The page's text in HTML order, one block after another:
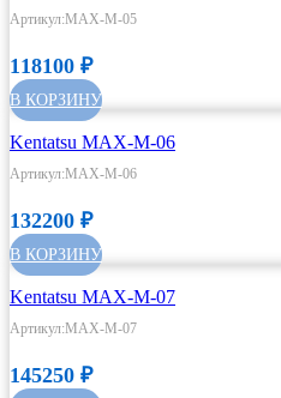
Артикул:MAX-M-05
118100 ₽
В КОРЗИНУ
Kentatsu MAX-M-06
Артикул:MAX-M-06
132200 ₽
В КОРЗИНУ
Kentatsu MAX-M-07
Артикул:MAX-M-07
145250 ₽